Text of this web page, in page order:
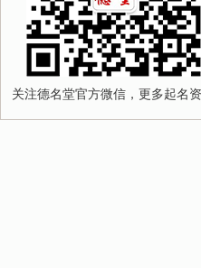
关注德名堂官方微信，更多起名